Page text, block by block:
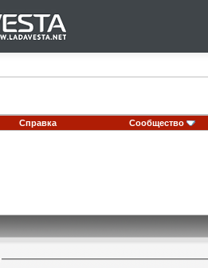
Справка Сообщество